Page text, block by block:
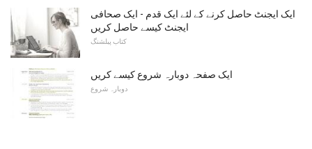
ایک ایجنٹ حاصل کرنے کے لئے ایک قدم - ایک صحافی
ایجنٹ کیسے حاصل کریں
کتاب پبلشنگ
ایک صفحہ دوبارہ شروع کیسے کریں
دوبارہ شروع